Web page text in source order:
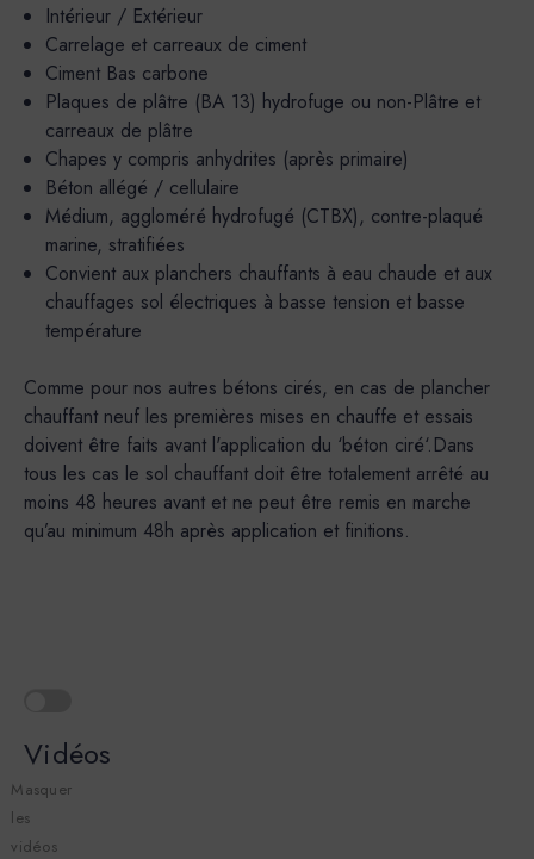
Intérieur / Extérieur
Carrelage et carreaux de ciment
Ciment Bas carbone
Plaques de plâtre (BA 13) hydrofuge ou non-Plâtre et
carreaux de plâtre
Chapes y compris anhydrites (après primaire)
Béton allégé / cellulaire
Médium, aggloméré hydrofugé (CTBX), contre-plaqué
marine, stratifiées
Convient aux planchers chauffants à eau chaude et aux
chauffages sol électriques à basse tension et basse
température
Comme pour nos autres bétons cirés, en cas de plancher
chauffant neuf les premières mises en chauffe et essais
doivent être faits avant l'application du ‘béton ciré‘.Dans
tous les cas le sol chauffant doit être totalement arrêté au
moins 48 heures avant et ne peut être remis en marche
qu’au minimum 48h après application et finitions.
Vidéos
Masquer
les
vidéos